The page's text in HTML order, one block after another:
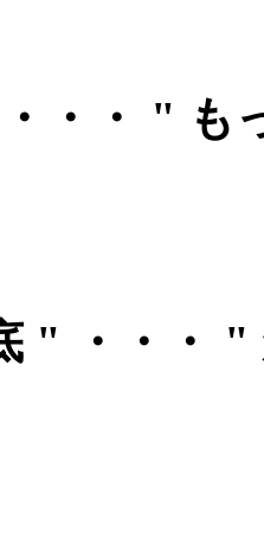
・・・ "
" ・・・